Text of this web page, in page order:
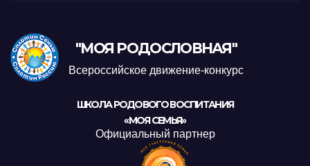
"МОЯ РОДОСЛОВНАЯ"
Всероссийское движение-конкурс
ШКОЛА РОДОВОГО ВОСПИТАНИЯ
«МОЯ СЕМЬЯ»
Официальный партнер